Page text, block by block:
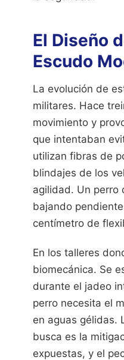
El Diseño
Escudo
La evolución de
militares. Hace
movimiento y
que intentaban
utilizan fibras de
blindajes de los
agilidad. Un perro
bajando
centímetro de
En los talleres
biomecánica. Se
durante el jadeo
perro necesita el
en aguas gélidas.
busca es la
expuestas, y el